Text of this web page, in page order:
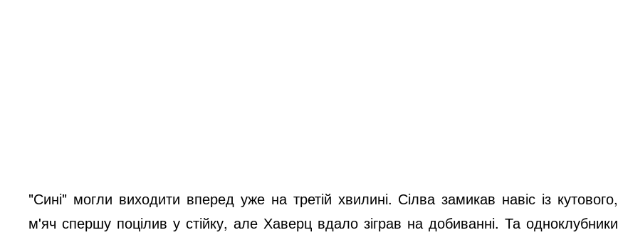
"Сині" могли виходити вперед уже на третій хвилині. Сілва замикав навіс із кутового,
м'яч спершу поцілив у стійку, але Хаверц вдало зіграв на добиванні. Та одноклубники